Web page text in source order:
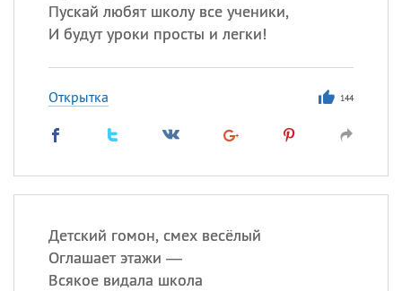
Пускай любят школу все ученики,
И будут уроки просты и легки!
Открытка 144
Детский гомон, смех весёлый
Оглашает этажи —
Всякое видала школа